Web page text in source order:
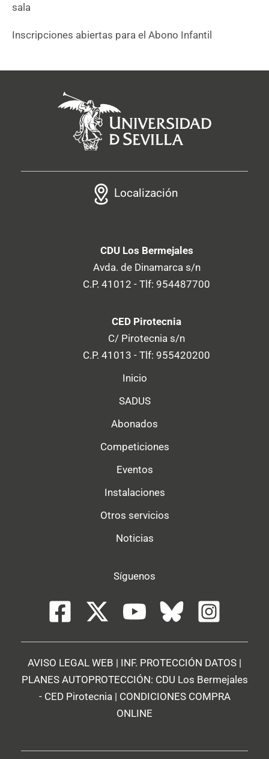
sala
Inscripciones abiertas para el Abono Infantil
Localización
CDU Los Bermejales
Avda. de Dinamarca s/n
C.P. 41012 - Tlf: 954487700
CED Pirotecnia
C/ Pirotecnia s/n
C.P. 41013 - Tlf: 955420200
Inicio
SADUS
Abonados
Competiciones
Eventos
Instalaciones
Otros servicios
Noticias
Síguenos
AVISO LEGAL WEB | INF. PROTECCIÓN DATOS |
PLANES AUTOPROTECCIÓN: CDU Los Bermejales
- CED Pirotecnia| CONDICIONES COMPRA
ONLINE